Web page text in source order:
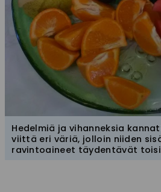
Hedelmiä ja vihanneksia
viittä eri väriä, jolloin niiden
ravintoaineet täydentävät